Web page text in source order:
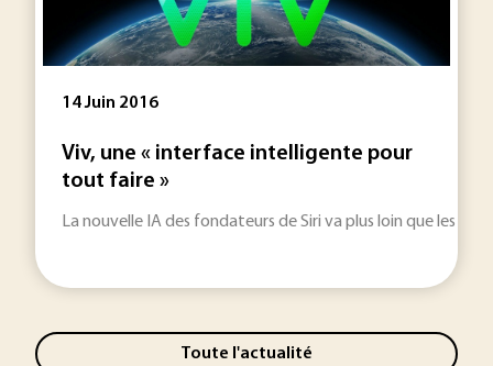
14 Juin 2016
Viv, une « interface intelligente pour
tout faire »
La nouvelle IA des fondateurs de Siri va plus loin que les
Toute l'actualité